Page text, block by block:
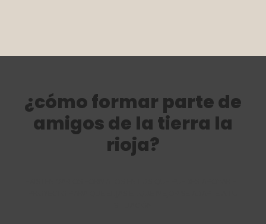
¿cómo formar parte de
amigos de la tierra la
rioja?